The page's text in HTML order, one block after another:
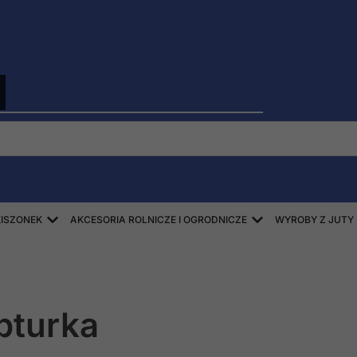
Open ZBIÓR SŁOMY, SIANA, KISZONEK
AKCESORIA ROLNICZE I OGRODNICZE OpenWYROBY Z JUTY